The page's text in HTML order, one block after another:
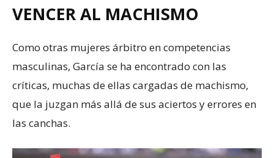
VENCER AL MACHISMO
Como otras mujeres árbitro en competencias
masculinas, García se ha encontrado con las
críticas, muchas de ellas cargadas de machismo,
que la juzgan más allá de sus aciertos y errores en
las canchas.